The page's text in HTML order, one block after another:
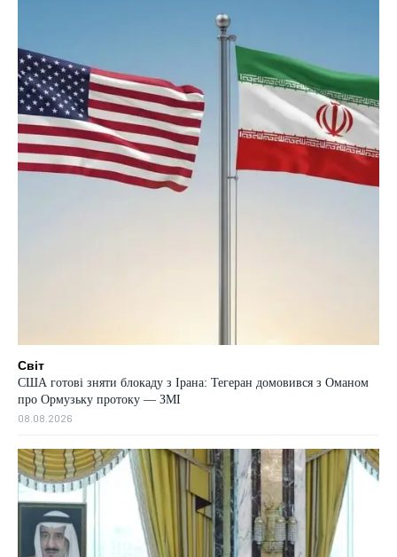
Світ
США готові зняти блокаду з Ірана: Тегеран домовився з Оманом
про Ормузьку протоку — ЗМІ
08.08.2026